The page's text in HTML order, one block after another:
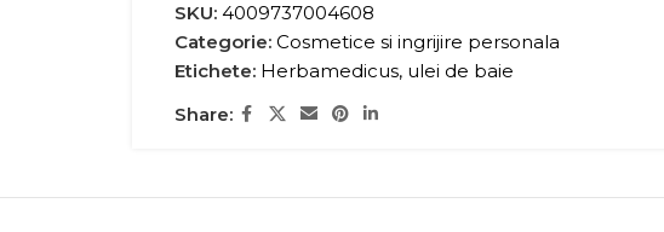
SKU: 4009737004608
Categorie: Cosmetice si ingrijire personala
Etichete: Herbamedicus, ulei de baie
Share: